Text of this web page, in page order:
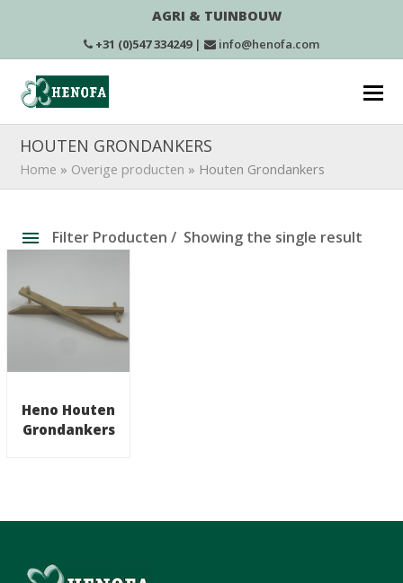
AGRI & TUINBOUW
+31 (0)547 334249| info@henofa.com
HOUTEN GRONDANKERS
Home » Overige producten » Houten Grondankers
Filter Producten Showing the single result
Heno Houten
Grondankers